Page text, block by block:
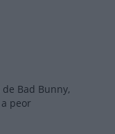
Bad Bunny,
peor